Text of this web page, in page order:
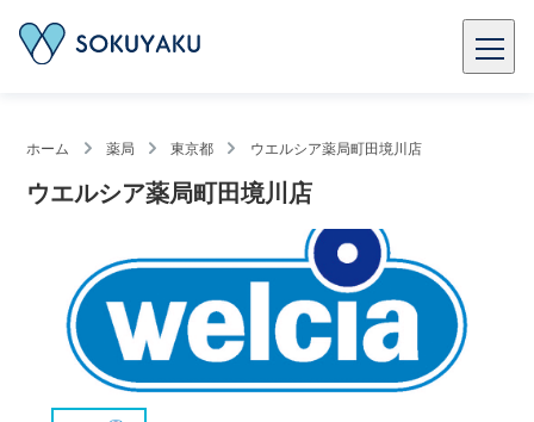
ホーム 薬局 東京都 ウエルシア薬局町田境川店
ウエルシア薬局町田境川店